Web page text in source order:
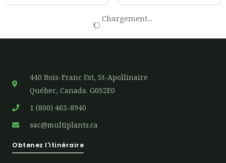
Chargement...
440 Bois-Franc Est, St-Apollinaire
Québec, Canada. G0S2E0
1 (800) 463-8940
sac@multiplants.ca
Obtenez l'itinéraire